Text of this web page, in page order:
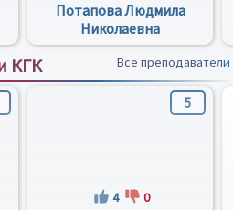
Потапова Людмила
Николаевна
КГК Все преподаватели
5
4 0